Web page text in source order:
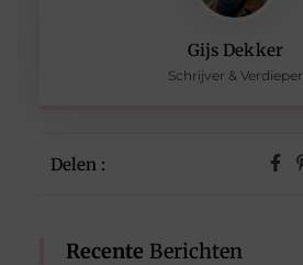
Gijs Dekker
Schrijver & Verdieper
Delen :
Recente Berichten